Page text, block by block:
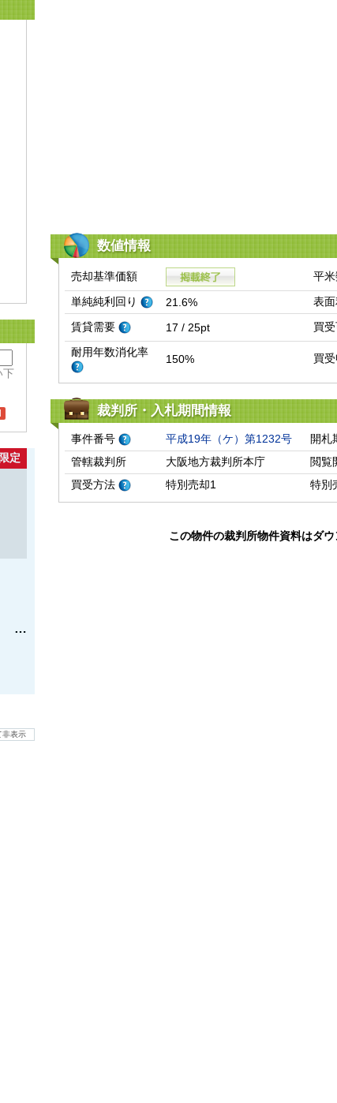
下
定
非表示
数値情報
売却基準価額 平米
単純純利回り
21.6% 表面
賃貸需要
17 / 25pt
買
耐用年数消化率
150% 買
裁判所・入札期間情報
事件番号 平成19年（ケ）第1232号
開札
管轄裁判所
大阪地方裁判所本庁 閲覧
買受方法
特別売却1 特別
この物件の裁判所物件資料はダウ